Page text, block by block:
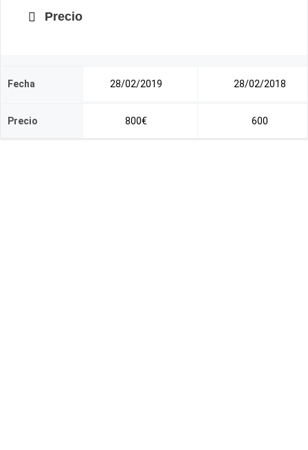
Precio
Fecha 28/02/2019 28/02/2018
Precio 800€ 600